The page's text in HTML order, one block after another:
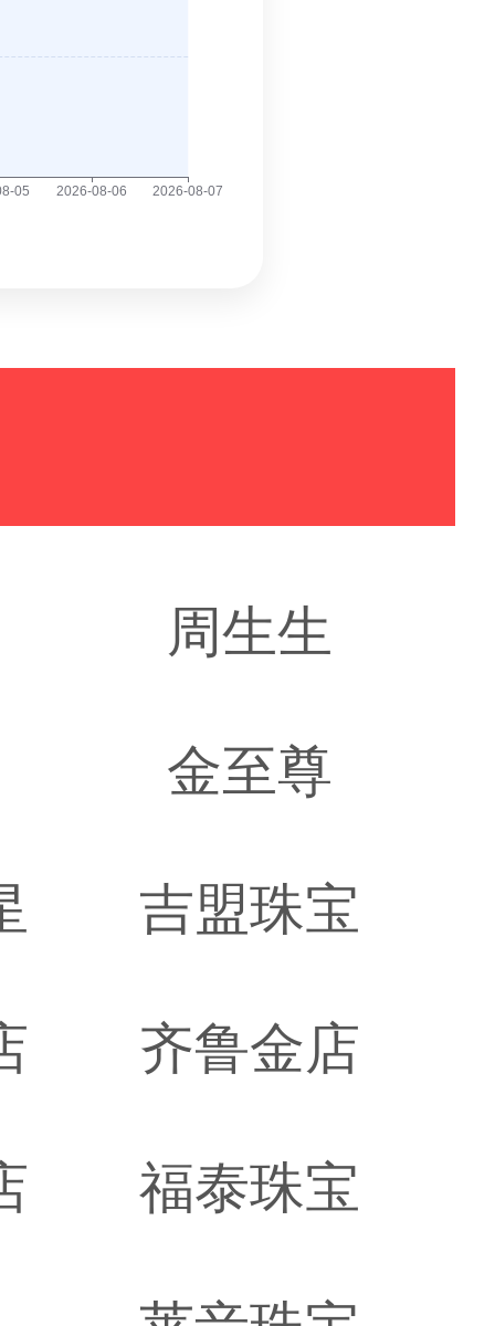
周生生
金至尊
吉盟珠宝
齐鲁金店
福泰珠宝